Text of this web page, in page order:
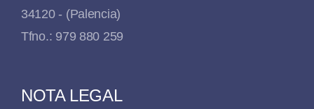
34120 - (Palencia)
Tfno.: 979 880 259
NOTA LEGAL